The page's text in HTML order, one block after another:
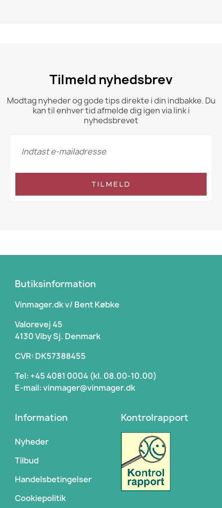
Tilmeld nyhedsbrev
Modtag nyheder og gode tips direkte i din indbakke. Du
kan til enhver tid afmelde dig igen via link i
nyhedsbrevet
TILMELD
Butiksinformation
Vinmager.dk v/ Bent Købke
Valorevej 45
4130 Viby Sj. Denmark
CVR: DK57388455
Tel: +45 4081 0004 (kl. 08.00-10.00)
E-mail: vinmager@vinmager.dk
Information
Nyheder
Tilbud
Handelsbetingelser
Cookiepolitik
Kontrolrapport